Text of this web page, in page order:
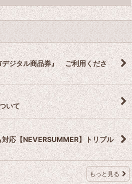
デジタル商品券』 ご利用くださ
いて
応【NEVERSUMMER】トリプル
もっと見る